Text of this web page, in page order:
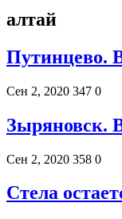
алтай
Путинцево.
Сен 2, 2020 347 0
Зыряновск.
Сен 2, 2020 358 0
Стела